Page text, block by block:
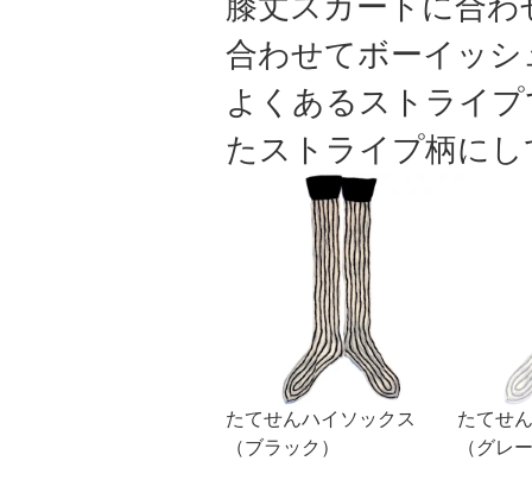
合わせてボーイッ
よくあるストライプ
たストライプ柄に
たてせんハイソックス
（ブラック）
たてせ
（グレ